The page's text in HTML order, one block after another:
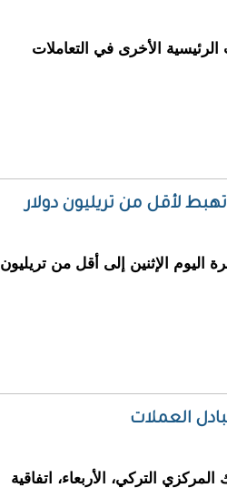
الرئيسية الأخرى في التعاملات
لأقل من تريليون دولار
الإثنين إلى أقل من تريليون
العملات
التركي، الأربعاء، اتفاقية